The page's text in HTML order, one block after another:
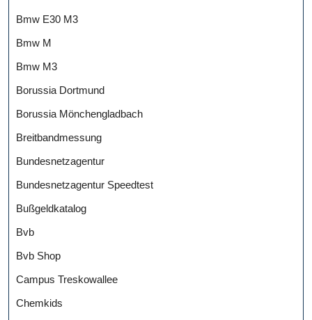
Bmw E30 M3
Bmw M
Bmw M3
Borussia Dortmund
Borussia Mönchengladbach
Breitbandmessung
Bundesnetzagentur
Bundesnetzagentur Speedtest
Bußgeldkatalog
Bvb
Bvb Shop
Campus Treskowallee
Chemkids